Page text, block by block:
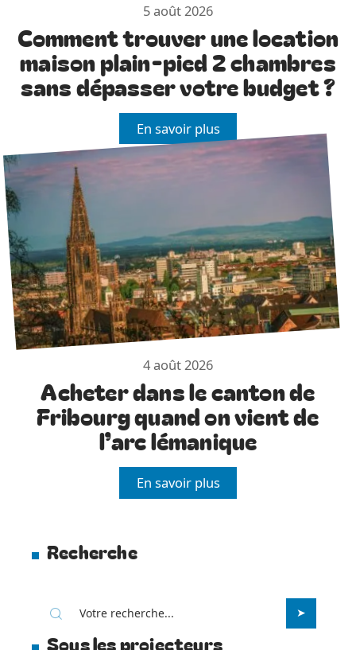
5 août 2026
Comment trouver une location
maison plain-pied 2 chambres
sans dépasser votre budget ?
En savoir plus
4 août 2026
Acheter dans le canton de
Fribourg quand on vient de
l’arc lémanique
En savoir plus
Recherche
Sous les projecteurs